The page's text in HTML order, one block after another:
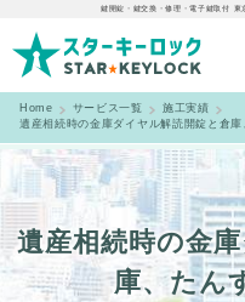
鍵開錠・鍵交換・修理・電子鍵取付 東
Home サービス一覧
施工実績
遺産相続時の金庫ダイヤル解読開錠と倉
遺産相続時の金
庫、たん